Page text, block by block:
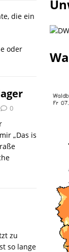
die ein
oder
0
„Das is
zu
so lange